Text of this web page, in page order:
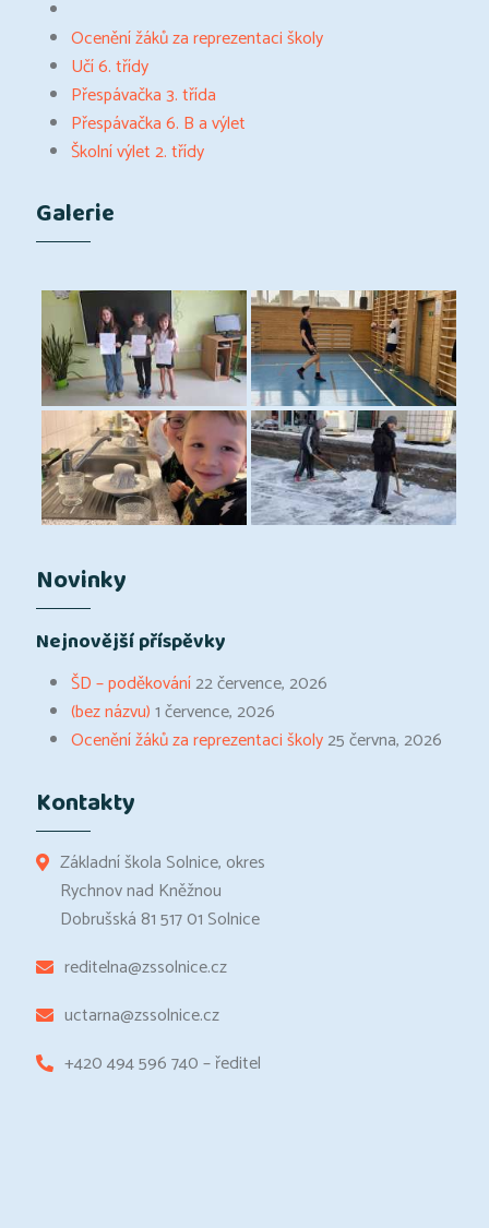
Ocenění žáků za reprezentaci školy
Učí 6. třídy
Přespávačka 3. třída
Přespávačka 6. B a výlet
Školní výlet 2. třídy
Galerie
Novinky
Nejnovější příspěvky
ŠD – poděkování22 července, 2026
(bez názvu)1 července, 2026
Ocenění žáků za reprezentaci školy25 června, 2026
Kontakty
Základní škola Solnice, okres
Rychnov nad Kněžnou
Dobrušská 81 517 01 Solnice
reditelna@zssolnice.cz
uctarna@zssolnice.cz
+420 494 596 740 – ředitel